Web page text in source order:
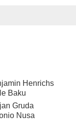
Henrichs
Baku
Gruda
Nusa